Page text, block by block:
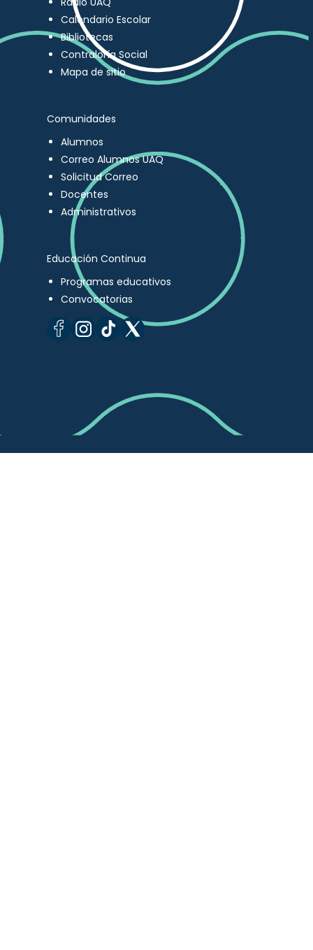
Calendario Escolar
Bibliotecas
Contraloría Social
Mapa de sitio
Comunidades
Alumnos
Correo Alumnos UAQ
Solicitud Correo
Docentes
Administrativos
Educación Continua
Programas educativos
Convocatorias